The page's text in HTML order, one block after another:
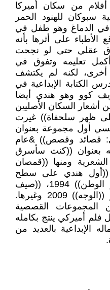
من سكان أميركا
سبوكان للهنود الحمر
الدماغ وهو طفل في
على أثرها بأنه
عقلي حتى لو نجحت
تعليمه وتفوق في
لكنه لم يكتشف
الكتابة الإبداعية في
كوو وهو هندي أيضا
أشعار السكان الأصليين
ظهر سلحفاة)) غيرت
أول مجموعة بعنوان
قصائد وقصص)) &عام
بعنوان ((كنت سأسرق
ومنها ((قمصان
قديمة وجلود جديدة)) 1993 ((أول هندي على سطح
القمر))، ((الماء المنساب نحو الوطن)) 1994، ((صيف
الأرامل السوداوات)) 1996 و ((الوجه)) 2009 وغيرها.
المجموعات القصصية
فلم أميركي ينتج بكامله
الإبداعية بالعديد من